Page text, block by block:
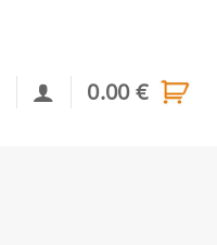
0.00€